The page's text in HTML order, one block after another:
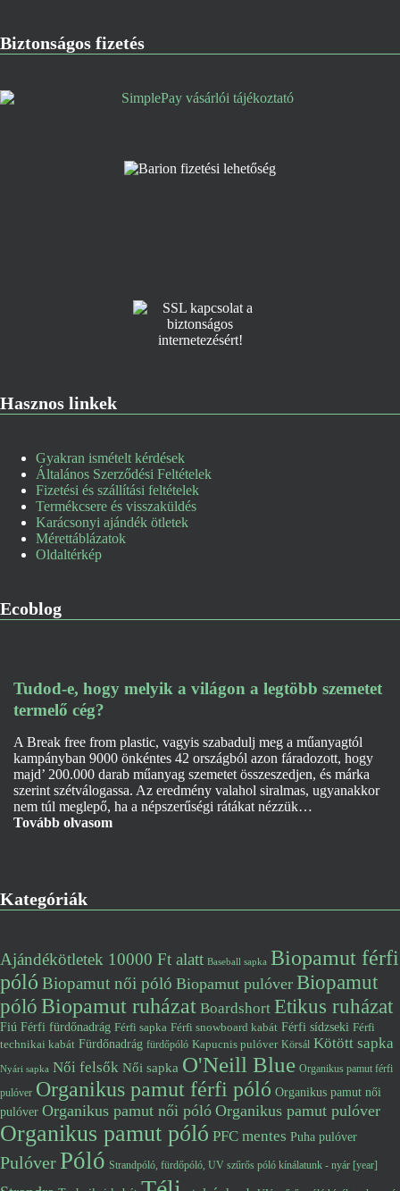
Biztonságos fizetés
Hasznos linkek
Gyakran ismételt kérdések
Általános Szerződési Feltételek
Fizetési és szállítási feltételek
Termékcsere és visszaküldés
Karácsonyi ajándék ötletek
Mérettáblázatok
Oldaltérkép
Ecoblog
Tudod-e, hogy melyik a világon a legtöbb szemetet
termelő cég?
A Break free from plastic, vagyis szabadulj meg a műanyagtól
kampányban 9000 önkéntes 42 országból azon fáradozott, hogy
majd’ 200.000 darab műanyag szemetet összeszedjen, és márka
szerint szétválogassa. Az eredmény valahol siralmas, ugyanakkor
nem túl meglepő, ha a népszerűségi rátákat nézzük…
Tovább olvasom
Kategóriák
Ajándékötletek 10000 Ft alatt Baseball sapka Biopamut férfi
póló Biopamut női póló Biopamut pulóver Biopamut
pólóBiopamut ruházat Boardshort Etikus ruházat
Fiú Férfi fürdőnadrág Férfi sapka Férfi snowboard kabát Férfi sídzseki Férfi
technikai kabát Fürdőnadrág fürdőpóló Kapucnis pulóver Körsál Kötött sapka
Nyári sapka Női felsők Női sapka O'Neill Blue Organikus pamut férfi
pulóver Organikus pamut férfi póló Organikus pamut női
pulóver Organikus pamut női póló Organikus pamut pulóver
Organikus pamut póló PFC mentes Puha pulóver
PulóverPóló Strandpóló, fürdőpóló, UV szűrős póló kínálatunk - nyár [year]